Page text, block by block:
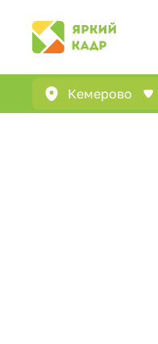
Кемерово